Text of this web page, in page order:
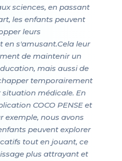
sciences, en passant
les enfants peuvent
leurs
en s'amusant.Cela leur
de maintenir un
mais aussi de
temporairement
situation médicale. En
COCO PENSE et
exemple, nous avons
peuvent explorer
tout en jouant, ce
plus attrayant et